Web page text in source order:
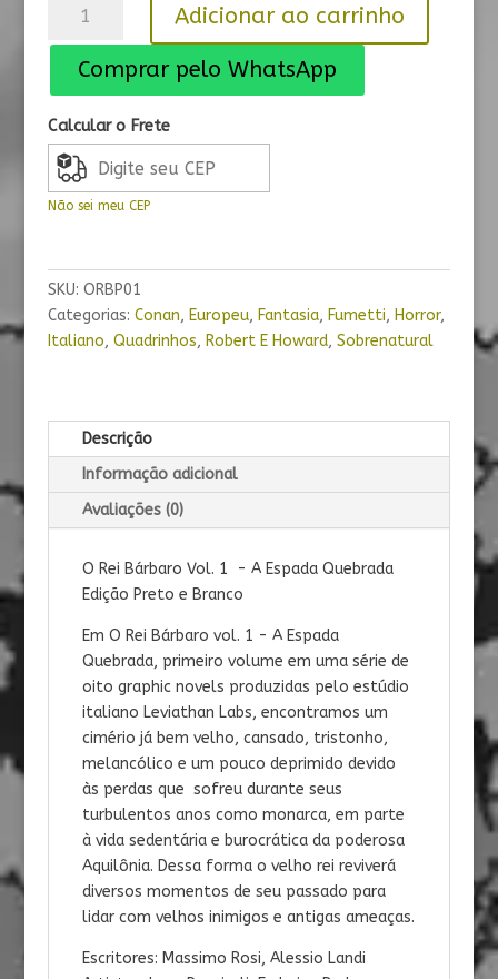
Preto
Branco
quantidade
Adicionar ao carrinho
Comprar pelo WhatsApp
Calcular o Frete
Não sei meu CEP
SKU: ORBP01
Categorias: Conan, Europeu, Fantasia, Fumetti, Horror,
Italiano, Quadrinhos, Robert E Howard, Sobrenatural
Descrição
Informação adicional
Avaliações (0)
O Rei Bárbaro Vol. 1 - A Espada Quebrada
Edição Preto e Branco
​​Em O Rei Bárbaro vol. 1 - A Espada
Quebrada, primeiro volume em uma série de
oito graphic novels produzidas pelo estúdio
italiano Leviathan Labs, encontramos um
cimério já bem velho, cansado, tristonho,
melancólico e um pouco deprimido devido
às perdas que sofreu durante seus
turbulentos anos como monarca, em parte
à vida sedentária e burocrática da poderosa
Aquilônia. Dessa forma o velho rei reviverá
diversos momentos de seu passado para
lidar com velhos inimigos e antigas ameaças.
Escritores: Massimo Rosi, Alessio Landi